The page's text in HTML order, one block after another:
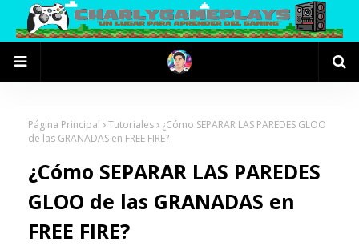
Página Principal Tutoriales
¿Cómo SEPARAR LAS PAREDES GLOO
de las GRANADAS en FREE FIRE?
¿Cómo SEPARAR LAS PAREDES
GLOO de las GRANADAS en
FREE FIRE?